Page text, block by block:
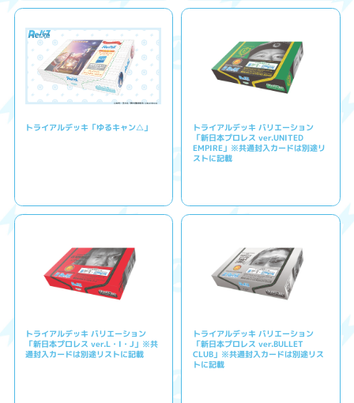
トライアルデッキ「ゆるキャン△」
トライアルデッキ バリエーション
「新日本プロレス ver.UNITED
EMPIRE」※共通封入カードは別途リ
ストに記載
トライアルデッキ バリエーション
「新日本プロレス ver.L・I・J」※共
通封入カードは別途リストに記載
トライアルデッキ バリエーション
「新日本プロレス ver.BULLET
CLUB」※共通封入カードは別途リス
トに記載